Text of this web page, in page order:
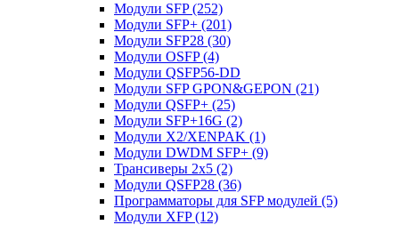
Модули SFP(252)
Модули SFP+ (201)
Модули SFP28 (30)
Модули OSFP(4)
Модули QSFP56-DD
Модули SFP GPON&GEPON (21)
Модули QSFP+ (25)
Модули SFP+16G (2)
Модули X2/XENPAK (1)
Модули DWDM SFP+ (9)
Трансиверы 2x5 (2)
Модули QSFP28 (36)
Программаторы для SFP модулей (5)
Модули XFP(12)